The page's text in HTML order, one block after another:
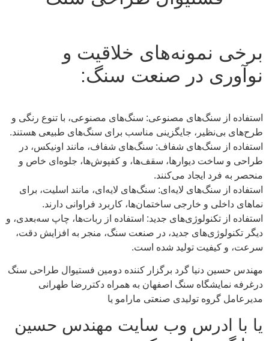
برخی نمونه‌های خلاقیت و
نوآوری در صنعت سنگ:
استفاده از سنگ‌های مصنوعی: سنگ‌های مصنوعی، با تنوع رنگی و
طرح‌های بی‌نظیر، جایگزینی مناسب برای سنگ‌های طبیعی هستند.
استفاده از سنگ‌های شفاف: سنگ‌های شفاف، مانند اونیکس، در
طراحی و ساخت دیوارها، سقف‌ها، و کفپوش‌ها، جلوه‌ای خاص و
منحصر به فرد ایجاد می‌کنند.
استفاده از سنگ‌های لایه‌ای: سنگ‌های لایه‌ای، مانند اسلیت، برای
نماهای داخلی و خارجی ساختمان‌ها، کاربرد فراوانی دارند.
استفاده از تکنولوژی‌های جدید: استفاده از ربات‌ها، چاپ سه‌بعدی، و
دیگر تکنولوژی‌های جدید، در صنعت سنگ، منجر به افزایش دقت،
سرعت، و کیفیت تولید شده است.
مهندس حسین دنیا گرد برگزار کننده دومین فستیوال طراحی سنگ
درغرفه نمایشگاه سنگ اصفهان به همراه دکتررضا طهرانی
مدیرعامل گروه تولیدی صنعتی مارامو یا
یا با ادرس وب سایت مهندس حسین